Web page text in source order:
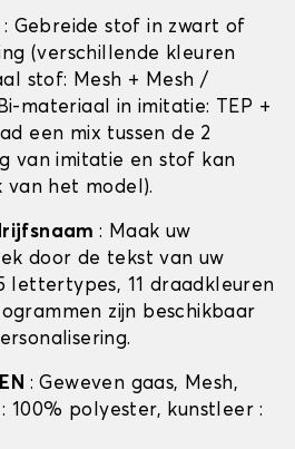
: Gebreide stof in zwart of
(verschillende kleuren
stof: Mesh + Mesh /
materiaal in imitatie: TEP +
een mix tussen de 2
van imitatie en stof kan
van het model).
: Maak uw
door de tekst van uw
lettertypes, 11 draadkleuren
zijn beschikbaar
: Geweven gaas, Mesh,
100% polyester, kunstleer :